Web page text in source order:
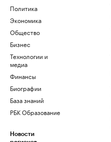
Политика
Экономика
Общество
Бизнес
Технологии и
медиа
Финансы
Биографии
База знаний
РБК Образование
Новости